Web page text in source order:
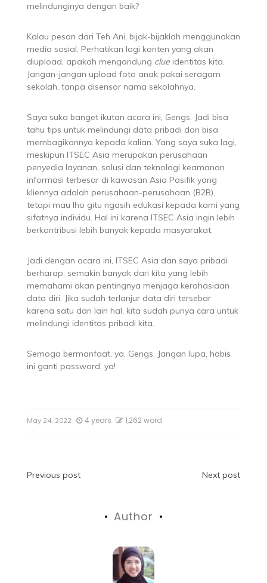
melindunginya dengan baik?
Kalau pesan dari Teh Ani, bijak-bijaklah menggunakan
media sosial. Perhatikan lagi konten yang akan
diupload, apakah mengandung clueidentitas kita.
Jangan-jangan upload foto anak pakai seragam
sekolah, tanpa disensor nama sekolahnya.
Saya suka banget ikutan acara ini, Gengs. Jadi bisa
tahu tips untuk melindungi data pribadi dan bisa
membagikannya kepada kalian. Yang saya suka lagi,
meskipun ITSEC Asia merupakan perusahaan
penyedia layanan, solusi dan teknologi keamanan
informasi terbesar di kawasan Asia Pasifik yang
kliennya adalah perusahaan-perusahaan (B2B),
tetapi mau lho gitu ngasih edukasi kepada kami yang
sifatnya individu. Hal ini karena ITSEC Asia ingin lebih
berkontribusi lebih banyak kepada masyarakat.
Jadi dengan acara ini, ITSEC Asia dan saya pribadi
berharap, semakin banyak dari kita yang lebih
memahami akan pentingnya menjaga kerahasiaan
data diri. Jika sudah terlanjur data diri tersebar
karena satu dan lain hal, kita sudah punya cara untuk
melindungi identitas pribadi kita.
Semoga bermanfaat, ya, Gengs. Jangan lupa, habis
ini ganti password, ya!
May 24, 2022 4 years 1,262 word
Previous post Next post
Author